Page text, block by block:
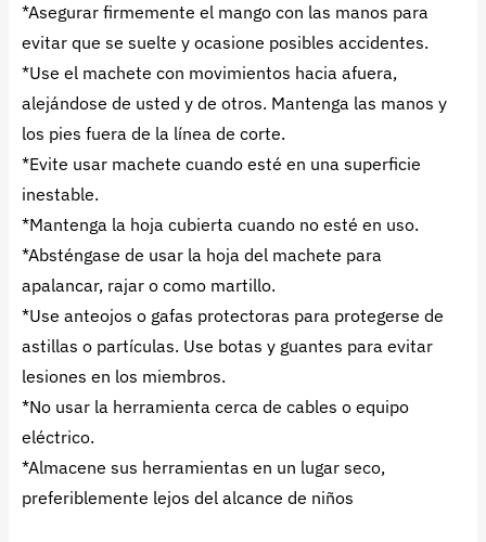
*Asegurar firmemente el mango con las manos para
evitar que se suelte y ocasione posibles accidentes.
*Use el machete con movimientos hacia afuera,
alejándose de usted y de otros. Mantenga las manos y
los pies fuera de la línea de corte.
*Evite usar machete cuando esté en una superficie
inestable.
*Mantenga la hoja cubierta cuando no esté en uso.
*Absténgase de usar la hoja del machete para
apalancar, rajar o como martillo.
*Use anteojos o gafas protectoras para protegerse de
astillas o partículas. Use botas y guantes para evitar
lesiones en los miembros.
*No usar la herramienta cerca de cables o equipo
eléctrico.
*Almacene sus herramientas en un lugar seco,
preferiblemente lejos del alcance de niños